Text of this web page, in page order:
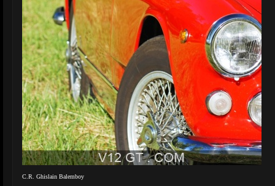
C.R. Ghislain Balemboy